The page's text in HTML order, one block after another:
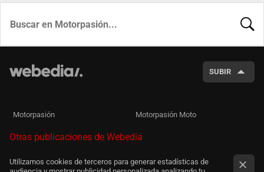
SUBIR
Motorpasión Motorpasión Moto
Otras publicaciones de Webedia
Utilizamos cookies de terceros para generar estadísticas de